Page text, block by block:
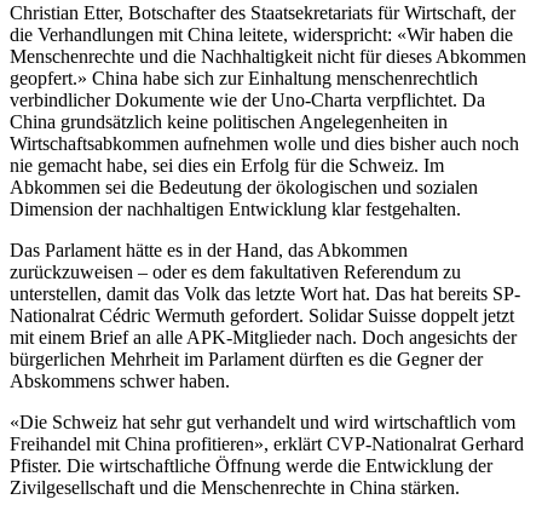
Christian Etter, Botschafter des Staatsekretariats für Wirtschaft, der
die Verhandlungen mit China leitete, widerspricht: «Wir haben die
Menschenrechte und die Nachhaltigkeit nicht für dieses Abkommen
geopfert.» China habe sich zur Einhaltung menschenrechtlich
verbindlicher Dokumente wie der Uno-Charta verpflichtet. Da
China grundsätzlich keine politischen Angelegenheiten in
Wirtschaftsabkommen aufnehmen wolle und dies bisher auch noch
nie gemacht habe, sei dies ein Erfolg für die Schweiz. Im
Abkommen sei die Bedeutung der ökologischen und sozialen
Dimension der nachhaltigen Entwicklung klar festgehalten.
Das Parlament hätte es in der Hand, das Abkommen
zurückzuweisen – oder es dem fakultativen Referendum zu
unterstellen, damit das Volk das letzte Wort hat. Das hat bereits SP-
Nationalrat Cédric Wermuth gefordert. Solidar Suisse doppelt jetzt
mit einem Brief an alle APK-Mitglieder nach. Doch angesichts der
bürgerlichen Mehrheit im Parlament dürften es die Gegner der
Abskommens schwer haben.
«Die Schweiz hat sehr gut verhandelt und wird wirtschaftlich vom
Freihandel mit China profitieren», erklärt CVP-Nationalrat Gerhard
Pfister. Die wirtschaftliche Öffnung werde die Entwicklung der
Zivilgesellschaft und die Menschenrechte in China stärken.